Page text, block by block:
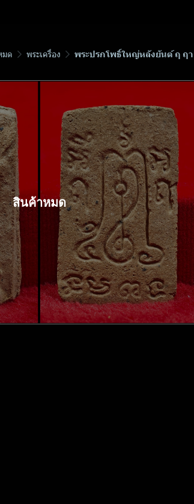
ด พระเครื่อง พระปรกโพธิ์​ใหญ่หลังยันต์ ฤ ฤ
สินค้าหมด